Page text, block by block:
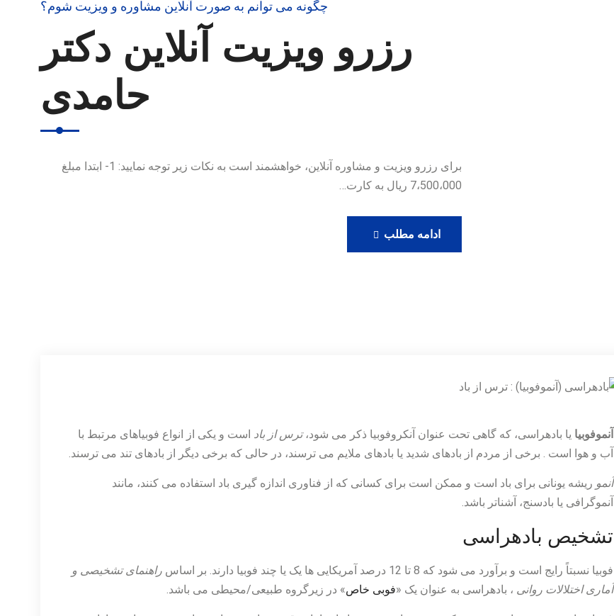
چگونه می توانم به صورت آنلاین مشاوره و ویزیت شوم؟
رزرو ویزیت آنلاین دکتر
حامدی
برای رزرو ویزیت و مشاوره آنلاین، خواهشمند است به نکات زیر توجه نمایید: 1- ابتدا مبلغ
7،500،000 ریال به کارت…
ادامه مطلب رزرو
ویزیت
آنموفوبیا یا بادهراسی، که گاهی تحت عنوان آنکروفوبیا ذکر می شود،ترس از باد است و یکی از انواع فوبیاهای مرتبط با
آب و هوا است . برخی از مردم از بادهای شدید یا بادهای ملایم می ترسند، در حالی که برخی دیگر از بادهای تند می ترسند.
آنمو ریشه یونانی برای باد است و ممکن است برای کسانی که از فناوری اندازه گیری باد استفاده می کنند، مانند
آنموگرافی یا بادسنج، آشناتر باشد.
تشخیص بادهراسی
فوبیا نسبتاً رایج است و برآورد می شود که 8 تا 12 درصد آمریکایی ها یک یا چند فوبیا دارند. بر اساس
راهنمای تشخیصی و
آماری اختلالات روانی ، بادهراسی به عنوان یک «فوبی خاص» در زیرگروه طبیعی/محیطی می باشد.